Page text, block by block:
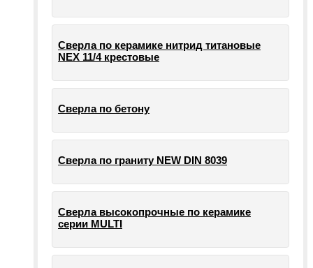
Сверла по керамике нитрид титановые
NEX 11/4 крестовые
Сверла по бетону
Сверла по граниту NEW DIN 8039
Сверла высокопрочные по керамике
серии MULTI